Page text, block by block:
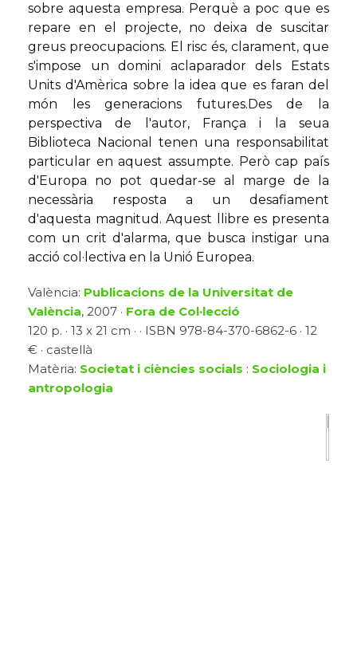
sobre aquesta empresa. Perquè a poc que es
repare en el projecte, no deixa de suscitar
greus preocupacions. El risc és, clarament, que
s'impose un domini aclaparador dels Estats
Units d'Amèrica sobre la idea que es faran del
món les generacions futures.Des de la
perspectiva de l'autor, França i la seua
Biblioteca Nacional tenen una responsabilitat
particular en aquest assumpte. Però cap país
d'Europa no pot quedar-se al marge de la
necessària resposta a un desafiament
d'aquesta magnitud. Aquest llibre es presenta
com un crit d'alarma, que busca instigar una
acció col·lectiva en la Unió Europea.
València: Publicacions de la Universitat de
València, 2007 · Fora de Col·lecció
120 p. · 13 x 21 cm · · ISBN 978-84-370-6862-6 · 12
€ · castellà
Matèria: Societat i ciències socials : Sociologia i
antropologia